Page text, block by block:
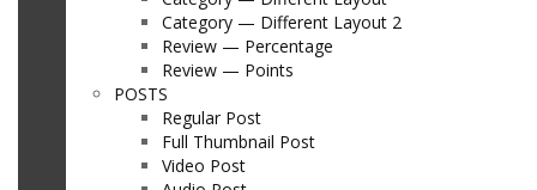
Category — Different Layout 2
Review — Percentage
Review — Points
POSTS
Regular Post
Full Thumbnail Post
Video Post